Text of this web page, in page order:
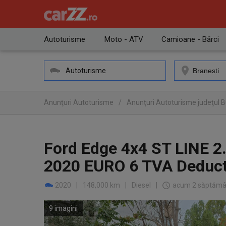
Autoturisme Moto - ATV Camioane - Bărci
Autoturisme
Anunţuri Autoturisme / Anunţuri Autoturisme judeţul
Ford Edge 4x4 ST LINE
2020 EURO 6 TVA
2020 148,000 km Diesel acum 2
9 imagini